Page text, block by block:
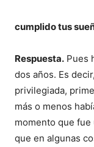
cumplido tus
Respuesta. Pues
dos años. Es
privilegiada,
más o menos
momento que
que en algunas